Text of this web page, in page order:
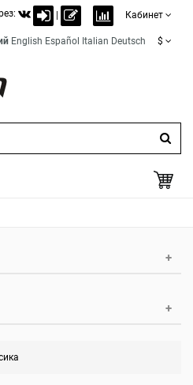
Кабинет
English Español Italian Deutsch $